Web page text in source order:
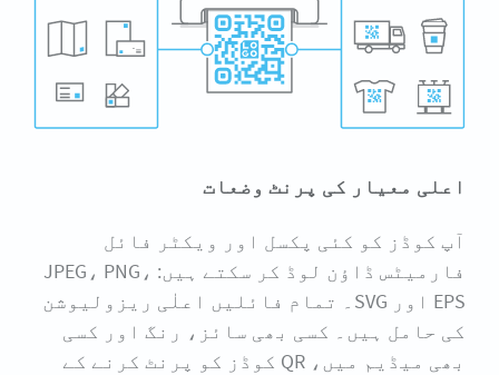
اعلی معیار کی پرنٹ وضعات
آپ کوڈز کو کئی پکسل اور ویکٹر فائل
فارمیٹس ڈاؤن لوڈ کر سکتے ہیں: JPEG، PNG،
EPS اور SVG۔ تمام فائلیں اعلٰی ریزولیوشن
کی حامل ہیں۔ کسی بھی سائز، رنگ اور کسی
بھی میڈیم میں، QR کوڈز کو پرنٹ کرنے کے